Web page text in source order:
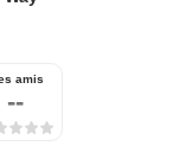
amis
--